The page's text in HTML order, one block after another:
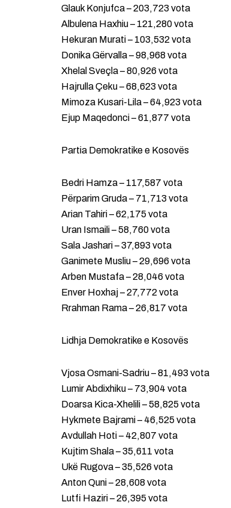
Glauk Konjufca – 203,723 vota
Albulena Haxhiu – 121,280 vota
Hekuran Murati – 103,532 vota
Donika Gërvalla – 98,968 vota
Xhelal Sveçla – 80,926 vota
Hajrulla Çeku – 68,623 vota
Mimoza Kusari-Lila – 64,923 vota
Ejup Maqedonci – 61,877 vota
Partia Demokratike e Kosovës
Bedri Hamza – 117,587 vota
Përparim Gruda – 71,713 vota
Arian Tahiri – 62,175 vota
Uran Ismaili – 58,760 vota
Sala Jashari – 37,893 vota
Ganimete Musliu – 29,696 vota
Arben Mustafa – 28,046 vota
Enver Hoxhaj – 27,772 vota
Rrahman Rama – 26,817 vota
Lidhja Demokratike e Kosovës
Vjosa Osmani-Sadriu – 81,493 vota
Lumir Abdixhiku – 73,904 vota
Doarsa Kica-Xhelili – 58,825 vota
Hykmete Bajrami – 46,525 vota
Avdullah Hoti – 42,807 vota
Kujtim Shala – 35,611 vota
Ukë Rugova – 35,526 vota
Anton Quni – 28,608 vota
Lutfi Haziri – 26,395 vota